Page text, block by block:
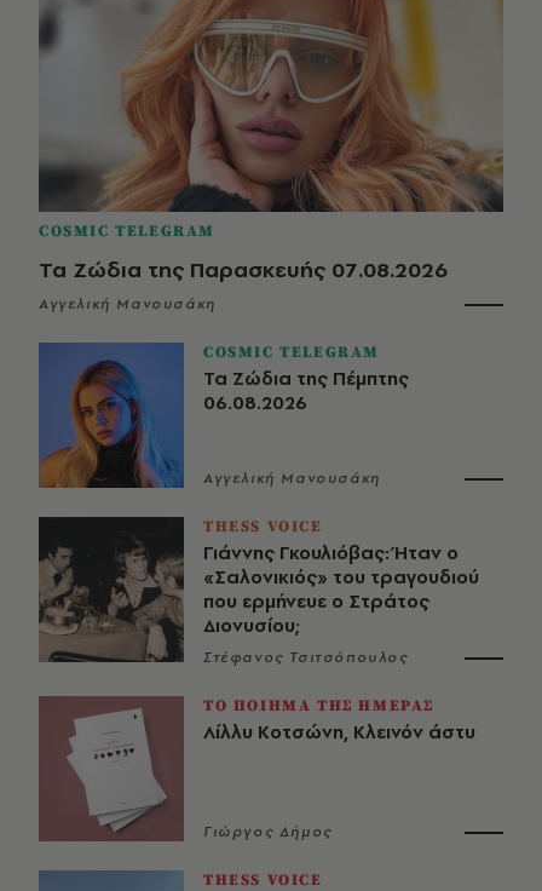
COSMIC TELEGRAM
Τα Ζώδια της Παρασκευής 07.08.2026
Αγγελική Μανουσάκη
COSMIC TELEGRAM
Τα Ζώδια της Πέμπτης
06.08.2026
Αγγελική Μανουσάκη
THESS VOICE
Γιάννης Γκουλιόβας: Ήταν ο
«Σαλονικιός» του τραγουδιού
που ερμήνευε ο Στράτος
Διονυσίου;
Στέφανος Τσιτσόπουλος
ΤΟ ΠΟΙΗΜΑ ΤΗΣ ΗΜΕΡΑΣ
Λίλλυ Κοτσώνη, Κλεινόν άστυ
Γιώργος Δήμος
THESS VOICE